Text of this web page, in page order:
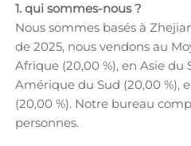
1. qui sommes-nous ?
Nous sommes basés à
de 2025, nous vendons au
Afrique (20,00 %), en Asie du
Amérique du Sud (20,00 %),
(20,00 %). Notre bureau
personnes.